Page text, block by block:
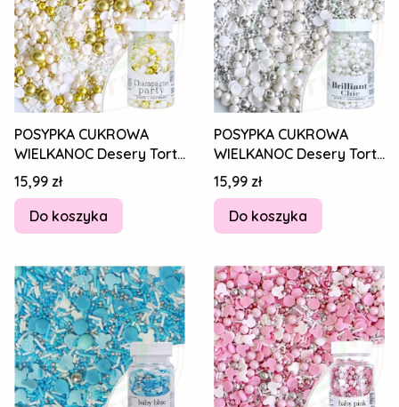
POSYPKA CUKROWA
WIELKANOC Desery Tort
PEARLS CHAMPAGNE
PARTY ZŁOTY MIX 70g
Cena
15,99 zł
Do koszyka
POSYPKA CUKROWA
WIELKANOC Desery Tort
PEARLS BRILLIANT CHIC
PERŁOWY MIX 70g
Cena
15,99 zł
Do koszyka